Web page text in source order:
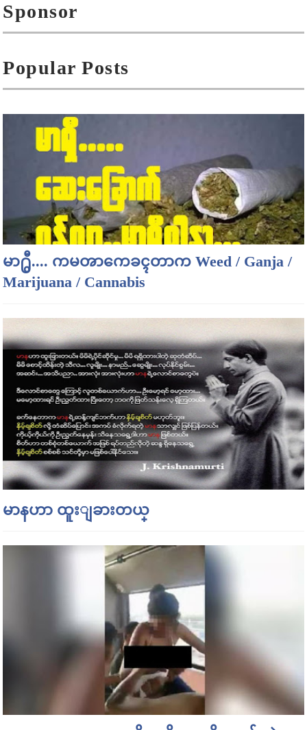
Sponsor
Popular Posts
မာ႐ွီ.... ကမၻာကေခၚတာက Weed / Ganja /
Marijuana / Cannabis
မာနဟာ ထူးျခားတယ္